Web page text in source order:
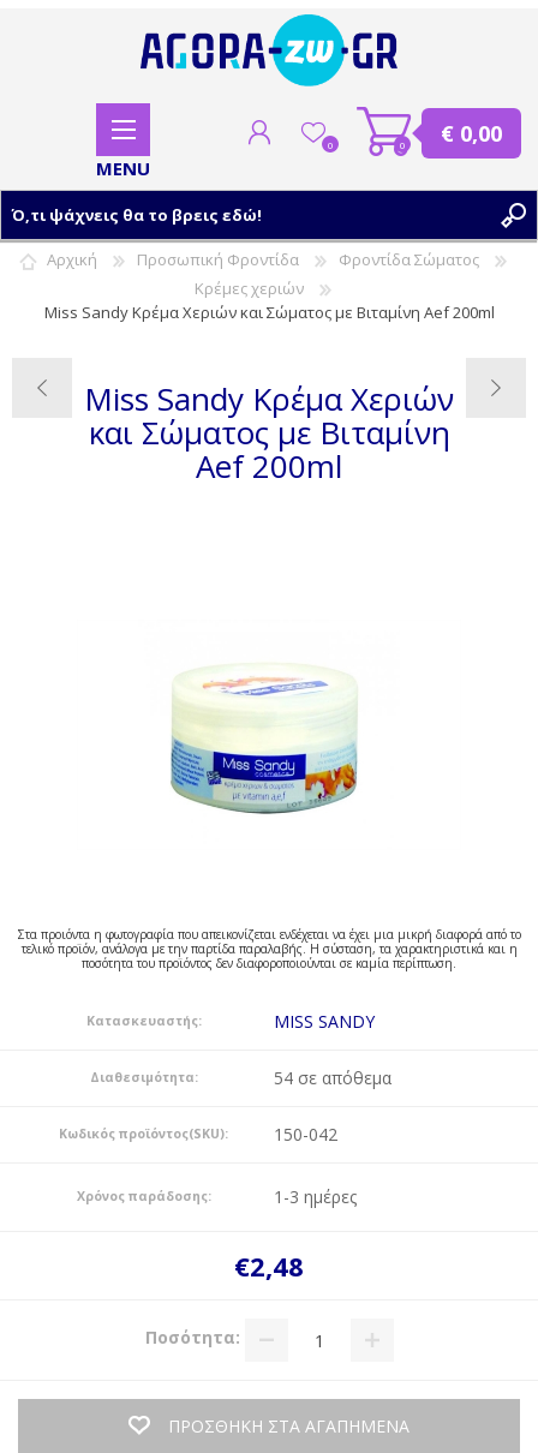
0 0 € 0,00
Αρχική Προσωπική Φροντίδα
Φροντίδα Σώματος
Κρέμες χεριών
Miss Sandy Κρέμα Χεριών και Σώματος με Βιταμίνη Aef 200ml
Miss Sandy Κρέμα Χεριών
και Σώματος με Βιταμίνη
Aef 200ml
Στα προιόντα η φωτογραφία που απεικονίζεται ενδέχεται να έχει μια μικρή διαφορά από το
τελικό προϊόν, ανάλογα με την παρτίδα παραλαβής. Η σύσταση, τα χαρακτηριστικά και η
ποσότητα του προϊόντος δεν διαφοροποιούνται σε καμία περίπτωση.
Κατασκευαστής: MISS SANDY
Διαθεσιμότητα: 54 σε απόθεμα
Κωδικός προϊόντος(SKU): 150-042
Χρόνος παράδοσης: 1-3 ημέρες
€2,48
Ποσότητα:
ΠΡΟΣΘΗΚΗ ΣΤΑ ΑΓΑΠΗΜΕΝΑ